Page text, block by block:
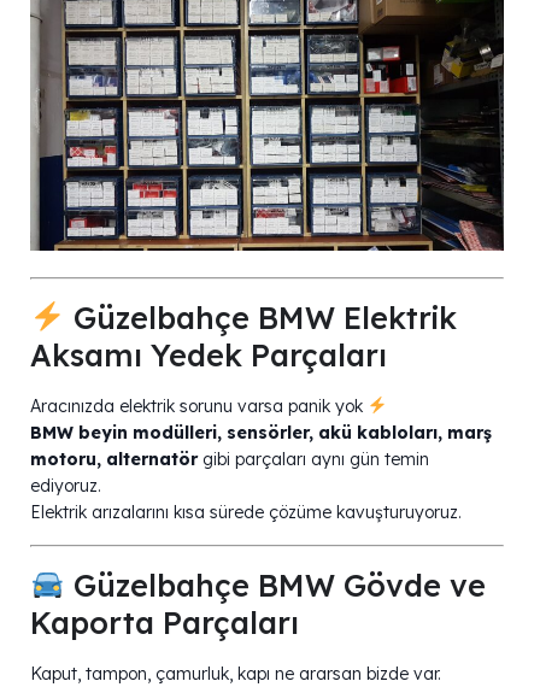
Güzelbahçe BMW Elektrik
Aksamı Yedek Parçaları
Aracınızda elektrik sorunu varsa panik yok
BMW beyin modülleri, sensörler, akü kabloları, marş
motoru, alternatörgibi parçaları aynı gün temin
ediyoruz.
Elektrik arızalarını kısa sürede çözüme kavuşturuyoruz.
Güzelbahçe BMW Gövde ve
Kaporta Parçaları
Kaput, tampon, çamurluk, kapı ne ararsan bizde var.